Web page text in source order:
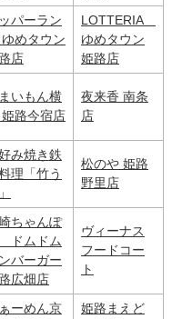
パーラン
めタウン
店
LOTTERIA
ゆめタウン
姫路店
いもん横
路今宿店
夜来香 南条
店
み焼き鉄
理「竹う
松のや 姫路
野里店
ちゃんぽ
ドムドム
バーガー
広畑店
ヴィーナス
フードコー
ト
ーめん京
姫路まえど